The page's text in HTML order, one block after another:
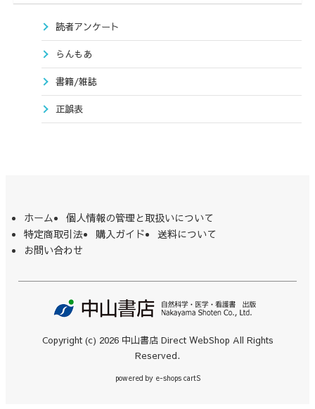
読者アンケート
らんもあ
書籍/雑誌
正誤表
ホーム
個人情報の管理と取扱いについて
特定商取引法
購入ガイド
送料について
お問い合わせ
Copyright (c) 2026 中山書店 Direct WebShop All Rights
Reserved.
powered by e-shops cartS